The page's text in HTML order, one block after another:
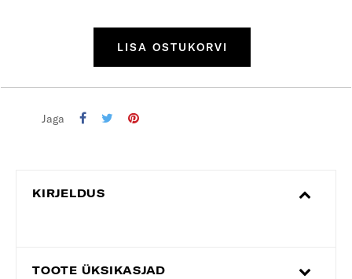
LISA OSTUKORVI
Jaga
KIRJELDUS
TOOTE ÜKSIKASJAD